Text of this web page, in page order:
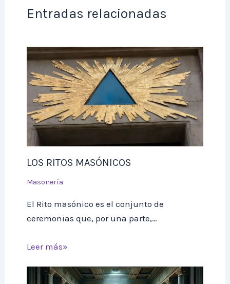
Entradas relacionadas
LOS RITOS MASÓNICOS
Masonería
El Rito masónico es el conjunto de
ceremonias que, por una parte,…
Leer más»